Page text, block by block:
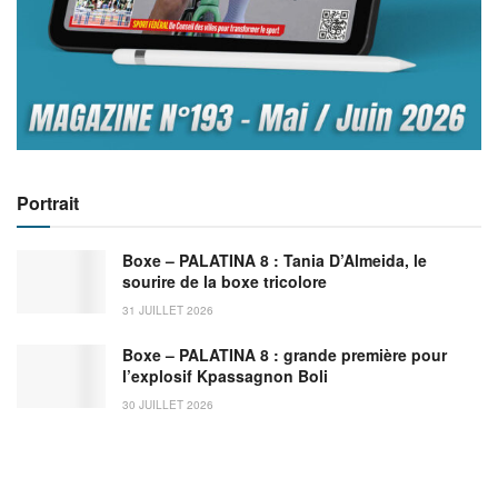
Portrait
Boxe – PALATINA 8 : Tania D’Almeida, le
sourire de la boxe tricolore
31 JUILLET 2026
Boxe – PALATINA 8 : grande première pour
l’explosif Kpassagnon Boli
30 JUILLET 2026